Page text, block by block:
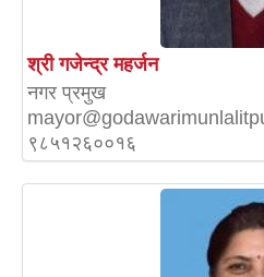
श्री गजेन्द्र महर्जन
नगर प्रमुख
९८५१२६००१६